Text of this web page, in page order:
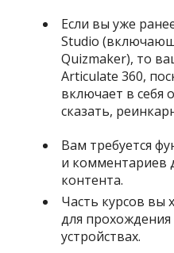
Если вы уже
Studio
Quizmaker), то
Articulate 360,
включает в себя
сказать,
Вам требуется
и комментариев
контента.
Часть курсов вы
для
устройствах.